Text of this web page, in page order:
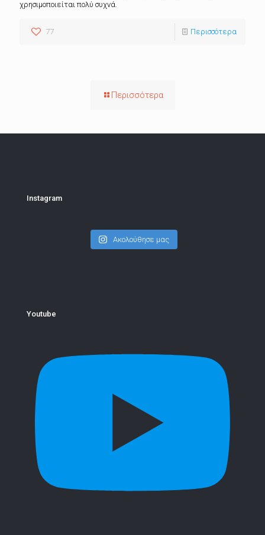
χρησιμοποιείται πολύ συχνά.
77 Περισσότερα
Περισσότερα
Instagram
Ακολούθησε μας
Youtube